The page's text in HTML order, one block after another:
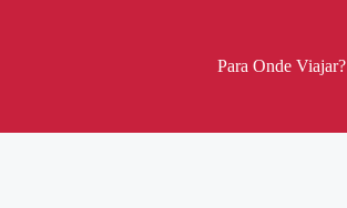
Para Onde Viajar?